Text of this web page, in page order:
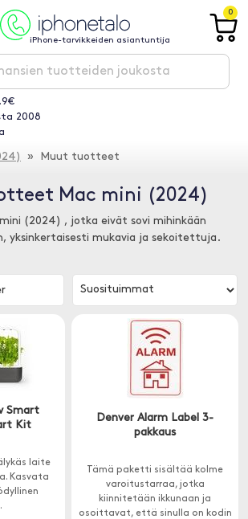
iPhone-tarvikkeiden asiantuntija
0
2008
» Muut tuotteet
Mac mini (2024)
(2024) , jotka eivät sovi mihinkään
yksinkertaisesti mukavia ja sekoitettuja.
Smart
Kit
laite
Kasvata
Denver Alarm Label 3-
pakkaus
Tämä paketti sisältää kolme
varoitustarraa, jotka
kiinnitetään ikkunaan ja
osoittavat, että sinulla on kodin